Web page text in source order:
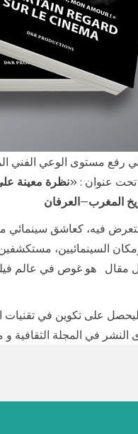
في رفع مستوى الوعي
تحت عنوان : «نظرة معينة
المغرب–العرفان
فيه، كعاشق سينمائي
السينمائيين، مستكشفين
كل مقال هو غوص في عالم
على تكوين في تقنيات
في المجلة الثقافية و